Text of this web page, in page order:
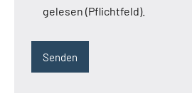
gelesen (Pflichtfeld).